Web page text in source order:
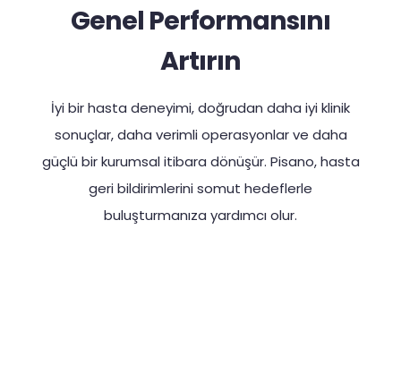
Genel Performansını
Artırın
İyi bir hasta deneyimi, doğrudan daha iyi klinik
sonuçlar, daha verimli operasyonlar ve daha
güçlü bir kurumsal itibara dönüşür. Pisano, hasta
geri bildirimlerini somut hedeflerle
buluşturmanıza yardımcı olur.